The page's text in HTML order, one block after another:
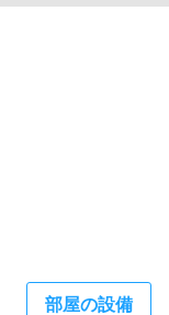
部屋の設備